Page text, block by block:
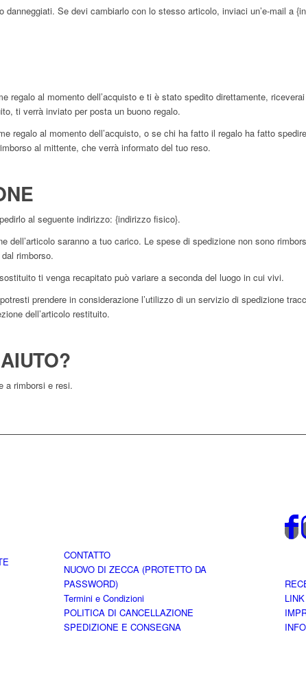
Se devi cambiarlo con lo stesso articolo, inviaci un’e-mail a
regalo al momento dell’acquisto e ti è stato spedito direttamente,
ti verrà inviato per posta un buono regalo.
regalo al momento dell’acquisto, o se chi ha fatto il regalo ha fatto
al mittente, che verrà informato del tuo reso.
al seguente indirizzo: {indirizzo fisico}.
dell’articolo saranno a tuo carico. Le spese di spedizione non sono
rimborso.
ti venga recapitato può variare a seconda del luogo in cui vivi.
prendere in considerazione l’utilizzo di un servizio di spedizione
dell’articolo restituito.
a rimborsi e resi.
CONTATTO
NUOVO DI ZECCA (PROTETTO DA
PASSWORD)
Termini e Condizioni
POLITICA DI CANCELLAZIONE
SPEDIZIONE E CONSEGNA